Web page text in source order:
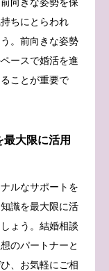
ちにとらわれ
。前向きな姿勢
ースで婚活を進
ことが重要で
大限に活用
ルなサポートを
識を最大限に活
ょう。結婚相談
のパートナーと
、お気軽にご相